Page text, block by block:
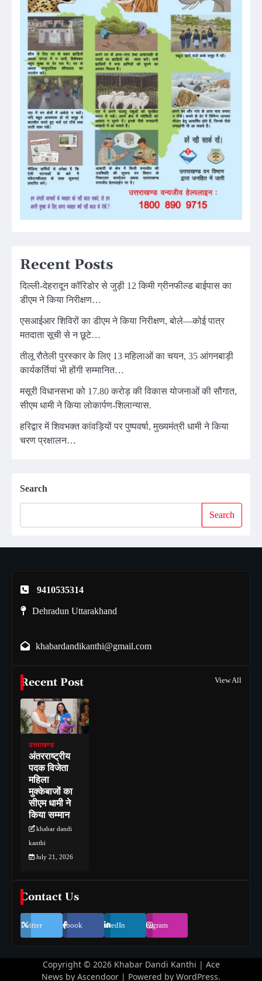
Recent Posts
दिल्ली-देहरादून कॉरिडोर से जुड़ी 12 किमी ग्रीनफील्ड बाईपास का
डीएम ने किया निरीक्षण…
एसआईआर शिविरों का डीएम ने किया निरीक्षण, बोले—कोई पात्र
मतदाता सूची से न छूटे…
तीलू रौतेली पुरस्कार के लिए 13 महिलाओं का चयन, 35 आंगनबाड़ी
कार्यकर्तियां भी होंगी सम्मानित…
मसूरी विधानसभा को 17.80 करोड़ की विकास योजनाओं की सौगात,
सीएम धामी ने किया लोकार्पण-शिलान्यास.
हरिद्वार में शिवभक्त कांवड़ियों पर पुष्पवर्षा, मुख्यमंत्री धामी ने किया
चरण प्रक्षालन…
Search
Search
9410535314
Dehradun Uttarakhand
khabardandikanthi@gmail.com
Recent Post View All
उत्तराखण्ड
अंतरराष्ट्रीय
पदक विजेता
महिला
मुक्केबाजों का
सीएम धामी ने
किया सम्मान
khabar dandi
kanthi
July 21, 2026
Contact Us
Twitter Facebook LinkedIn Instagram
Copyright © 2026 Khabar Dandi Kanthi | Ace
News by Ascendoor | Powered by WordPress.